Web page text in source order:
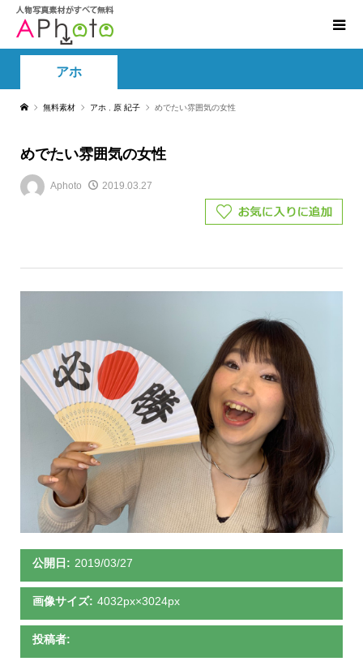
アホ
無料素材 アホ 原 紀子 めでたい雰囲気の女性
めでたい雰囲気の女性
Aphoto 2019.03.27
公開日: 2019/03/27
画像サイズ: 4032px×3024px
投稿者: